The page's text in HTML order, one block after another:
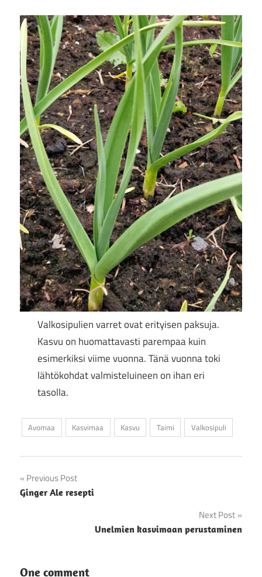
Valkosipulien varret ovat erityisen paksuja.
Kasvu on huomattavasti parempaa kuin
esimerkiksi viime vuonna. Tänä vuonna toki
lähtökohdat valmisteluineen on ihan eri
tasolla.
Avomaa Kasvimaa Kasvu Taimi Valkosipuli
Artikkelien
selaus
Previous Post
Ginger Ale resepti
Next Post
Unelmien kasvimaan perustaminen
One comment